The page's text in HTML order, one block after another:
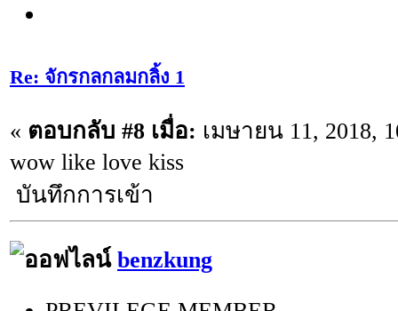
Re: จักรกลกลมกลิ้ง 1
« ตอบกลับ #8 เมื่อ: เมษายน 11, 2018,
wow like love kiss
บันทึกการเข้า
benzkung